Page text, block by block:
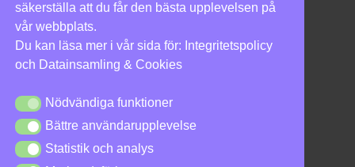
säkerställa att du får den bästa upplevelsen på
vår webbplats.
Du kan läsa mer i vår sida för: Integritetspolicy
och Datainsamling & Cookies
Nödvändiga funktioner
Nödvändiga funktioner
Bättre användarupplevelse
Bättre användarupplevelse
Statistik och analys
Statistik och analys
Vi stöder
Integritetspolicy|